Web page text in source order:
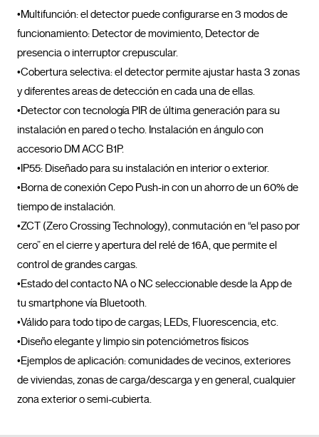
•Multifunción: el detector puede configurarse en 3 modos de
funcionamiento: Detector de movimiento, Detector de
presencia o interruptor crepuscular.
•Cobertura selectiva: el detector permite ajustar hasta 3 zonas
y diferentes areas de detección en cada una de ellas.
•Detector con tecnología PIR de última generación para su
instalación en pared o techo. Instalación en ángulo con
accesorio DM ACC B1P.
•IP55: Diseñado para su instalación en interior o exterior.
•Borna de conexión Cepo Push-in con un ahorro de un 60% de
tiempo de instalación.
•ZCT (Zero Crossing Technology), conmutación en “el paso por
cero” en el cierre y apertura del relé de 16A, que permite el
control de grandes cargas.
•Estado del contacto NA o NC seleccionable desde la App de
tu smartphone vía Bluetooth.
•Válido para todo tipo de cargas; LEDs, Fluorescencia, etc.
•Diseño elegante y limpio sin potenciómetros físicos
•Ejemplos de aplicación: comunidades de vecinos, exteriores
de viviendas, zonas de carga/descarga y en general, cualquier